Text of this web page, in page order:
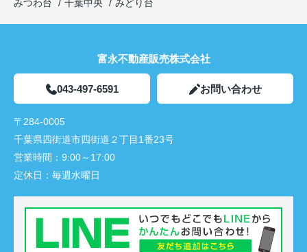
みつわ台
千葉中央 みどり台
富永不動産販売株式会社
043-497-6591 お問い合わせ
〒284-0005
千葉県四街道市四街道２丁目1番23号
営業時間： 9:00～17:00
定休日： 毎週水曜日